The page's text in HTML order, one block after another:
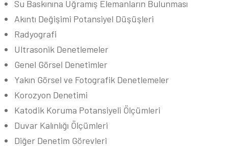
Su Baskınına Uğramış Elemanların Bulunması
Akıntı Değişimi Potansiyel Düşüşleri
Radyografi
Ultrasonik Denetlemeler
Genel Görsel Denetimler
Yakın Görsel ve Fotografik Denetlemeler
Korozyon Denetimi
Katodik Koruma Potansiyeli Ölçümleri
Duvar Kalınlığı Ölçümleri
Diğer Denetim Görevleri